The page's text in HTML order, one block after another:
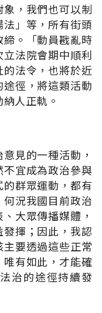
，我們也可以制
」等，所有街頭
。「動員戡亂時
法院會期中順利
法令，也將於近
徑，將這類活動
人正軌。
見的一種活動，
宜成為政治參與
群眾運動，都有
況我國目前政治
大眾傳播媒體，
揮；因此，我認
要透過這些正常
有如此，才能確
治的途徑持續發